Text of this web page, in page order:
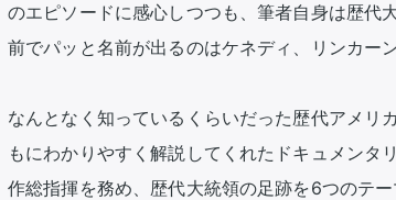
のエピソードに感心しつつも、筆者自身は歴代
前でパッと名前が出るのはケネディ、リンカー
なんとなく知っているくらいだった歴代アメリ
もにわかりやすく解説してくれたドキュメンタ
作総指揮を務め、歴代大統領の足跡を6つのテ